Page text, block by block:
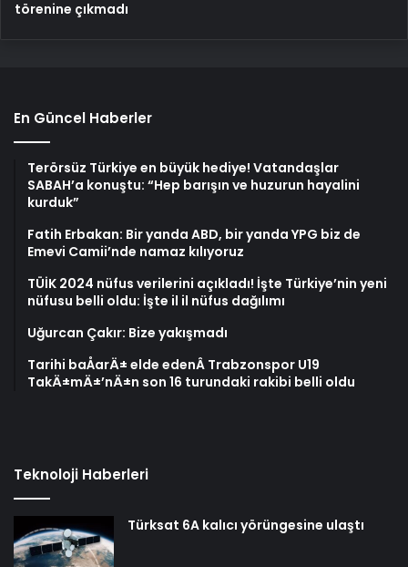
törenine çıkmadı
En Güncel Haberler
Terörsüz Türkiye en büyük hediye! Vatandaşlar
SABAH’a konuştu: “Hep barışın ve huzurun hayalini
kurduk”
Fatih Erbakan: Bir yanda ABD, bir yanda YPG biz de
Emevi Camii’nde namaz kılıyoruz
TÜİK 2024 nüfus verilerini açıkladı! İşte Türkiye’nin yeni
nüfusu belli oldu: İşte il il nüfus dağılımı
Uğurcan Çakır: Bize yakışmadı
Tarihi baÅarÄ± elde edenÂ Trabzonspor U19
TakÄ±mÄ±’nÄ±n son 16 turundaki rakibi belli oldu
Teknoloji Haberleri
Türksat 6A kalıcı yörüngesine ulaştı